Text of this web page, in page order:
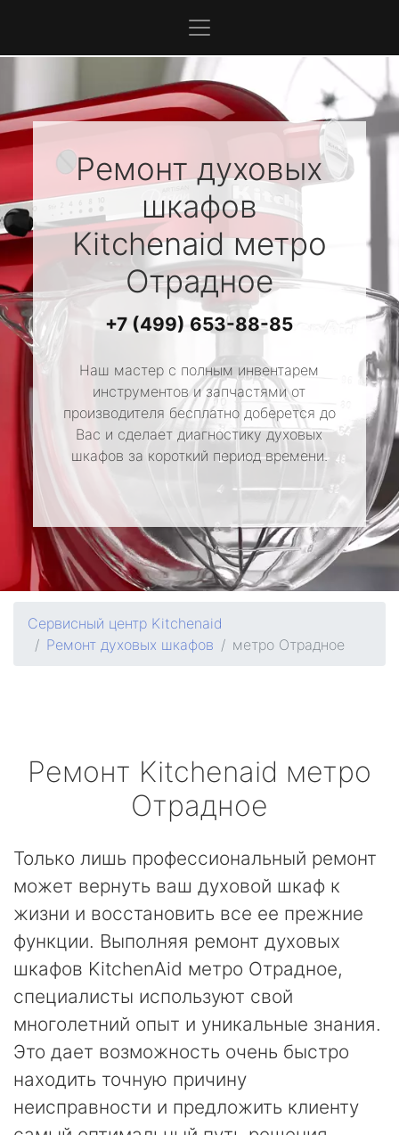
Ремонт духовых
шкафов
Kitchenaidметро
Отрадное
+7 (499) 653-88-85
Наш мастер с полным инвентарем
инструментов и запчастями от
производителя бесплатно доберется до
Вас и сделает диагностику духовых
шкафов за короткий период времени.
Сервисный центр Kitchenaid
Ремонт духовых шкафов
метро Отрадное
Ремонт Kitchenaid метро
Отрадное
Только лишь профессиональный ремонт
может вернуть ваш духовой шкаф к
жизни и восстановить все ее прежние
функции. Выполняя ремонт духовых
шкафов KitchenAid метро Отрадное,
специалисты используют свой
многолетний опыт и уникальные знания.
Это дает возможность очень быстро
находить точную причину
неисправности и предложить клиенту